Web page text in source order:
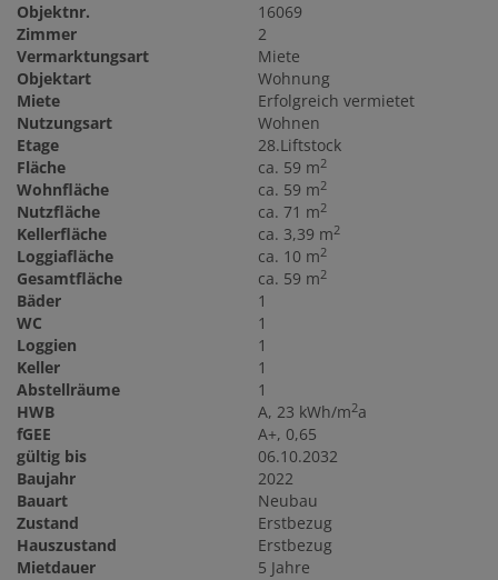
Objektnr.
16069
Zimmer
2
Vermarktungsart
Miete
Objektart
Wohnung
Miete
Erfolgreich vermietet
Nutzungsart
Wohnen
Etage
28.Liftstock
Fläche
ca. 59 m2
Wohnfläche ca. 59 m2
Nutzfläche ca. 71 m2
Kellerfläche ca. 3,39 m2
Loggiafläche ca. 10 m2
Gesamtfläche ca. 59 m2
Bäder
1
WC
1
Loggien
1
Keller
1
Abstellräume
1
HWB
A, 23 kWh/m2a
fGEE
A+, 0,65
gültig bis
06.10.2032
Baujahr
2022
Bauart
Neubau
Zustand
Erstbezug
Hauszustand
Erstbezug
Mietdauer
5 Jahre